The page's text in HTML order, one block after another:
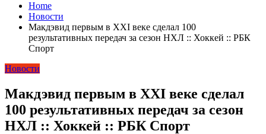
Home
Новости
Макдэвид первым в XXI веке сделал 100
результативных передач за сезон НХЛ :: Хоккей :: РБК
Спорт
Новости
Макдэвид первым в XXI веке сделал
100 результативных передач за сезон
НХЛ :: Хоккей :: РБК Спорт